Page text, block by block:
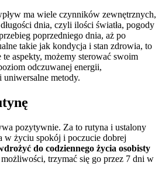
ma wiele czynników zewnętrznych,
dnia, czyli ilości światła, pogody
poprzedniego dnia, aż po
takie jak kondycja i stan zdrowia, to
aspekty, możemy sterować swoim
odczuwanej energii,
metody.
pozytywnie. Za to rutyna i ustalony
w życiu spokój i poczucie dobrej
do codziennego życia osobisty
trzymać się go przez 7 dni w